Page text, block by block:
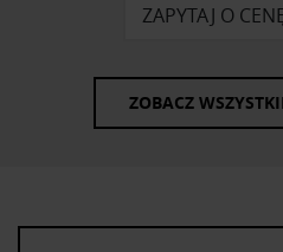
ZAPYTAJ O
ZOBACZ